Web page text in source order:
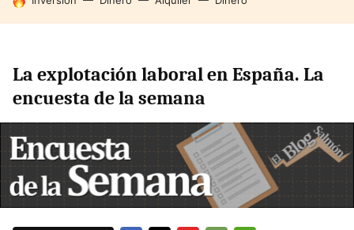
La explotación laboral en España. La
encuesta de la semana